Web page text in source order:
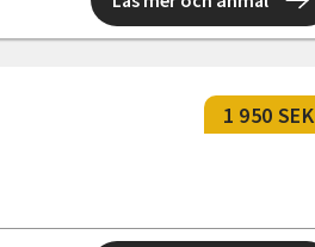
1 950 SEK